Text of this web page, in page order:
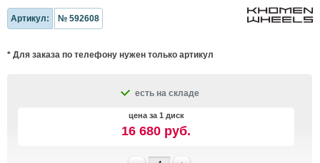
Артикул: № 592608
* Для заказа по телефону нужен только артикул
есть на складе
цена за 1 диск
16 680 руб.